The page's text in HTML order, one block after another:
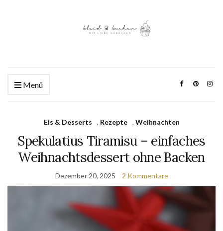
Menü
Eis & Desserts , Rezepte , Weihnachten
Spekulatius Tiramisu – einfaches
Weihnachtsdessert ohne Backen
Dezember 20, 2025 2 Kommentare